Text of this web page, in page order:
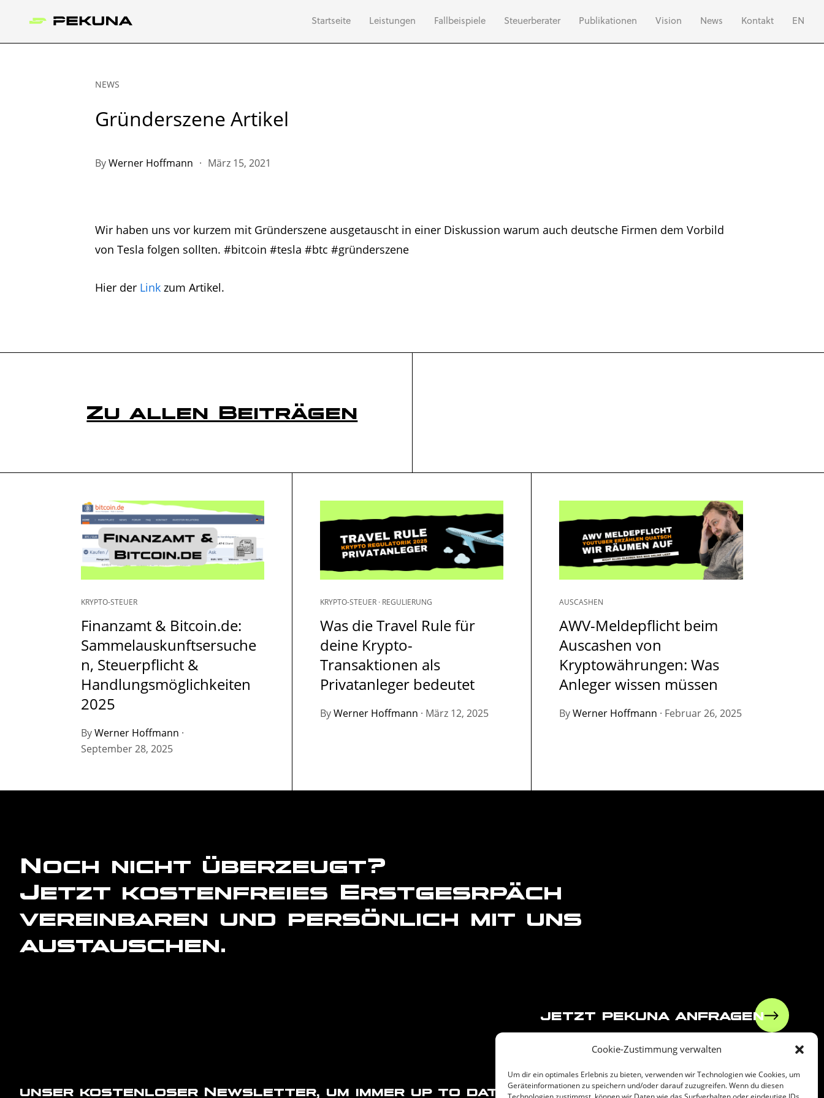
Cookie-Zustimmung verwalten
Um dir ein optimales Erlebnis zu bieten, verwenden wir Technologien wie Cookies, um
Geräteinformationen zu speichern und/oder darauf zuzugreifen. Wenn du diesen
Startseite Leistungen Fallbeispiele Steuerberater Publikationen Vision News Kontakt EN
NEWS
Gründerszene Artikel
ByWerner Hoffmann · März 15, 2021
Wir haben uns vor kurzem mit Gründerszene ausgetauscht in einer Diskussion warum auch deutsche Firmen dem Vorbild
von Tesla folgen sollten. #bitcoin #tesla #btc #gründerszene
Hier der Linkzum Artikel.
Zu allen Beiträgen
KRYPTO-STEUER
Finanzamt & Bitcoin.de:
Sammelauskunftsersuche
n, Steuerpflicht &
Handlungsmöglichkeiten
2025
ByWerner Hoffmann ·
September 28, 2025
KRYPTO-STEUER· REGULIERUNG
Was die Travel Rule für
deine Krypto-
Transaktionen als
Privatanleger bedeutet
ByWerner Hoffmann · März 12, 2025
AUSCASHEN
AWV-Meldepflicht beim
Auscashen von
Kryptowährungen: Was
Anleger wissen müssen
ByWerner Hoffmann · Februar 26, 2025
Noch nicht überzeugt?
Jetzt kostenfreies Erstgesrpäch
vereinbaren und persönlich mit uns
austauschen.
jetzt pekuna anfragen
unser kostenloser Newsletter, um immer up to date zu bleiben!